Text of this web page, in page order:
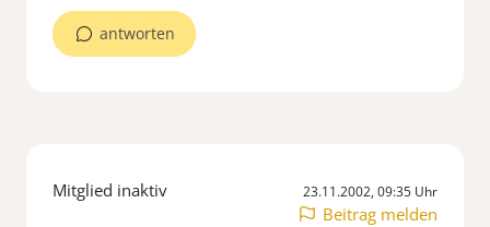
antworten
Mitglied inaktiv 23.11.2002, 09:35 Uhr
Beitrag melden